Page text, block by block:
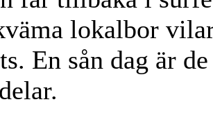
lokalbor
En sån dag är